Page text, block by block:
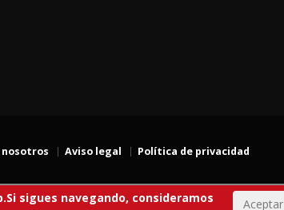
nosotros Aviso legal
Política de privacidad
sigues navegando, consideramos
Aceptar